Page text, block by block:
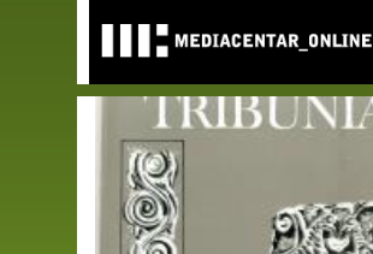
main
content